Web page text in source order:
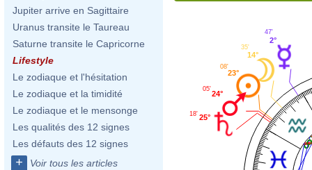
Jupiter arrive en Sagittaire
Uranus transite le Taureau
Saturne transite le Capricorne
Lifestyle
Le zodiaque et l'hésitation
Le zodiaque et la timidité
Le zodiaque et le mensonge
Les qualités des 12 signes
Les défauts des 12 signes
+ Voir tous les articles
2°
47'
14°
35'
23°
08'
24°
05'
25°
18'